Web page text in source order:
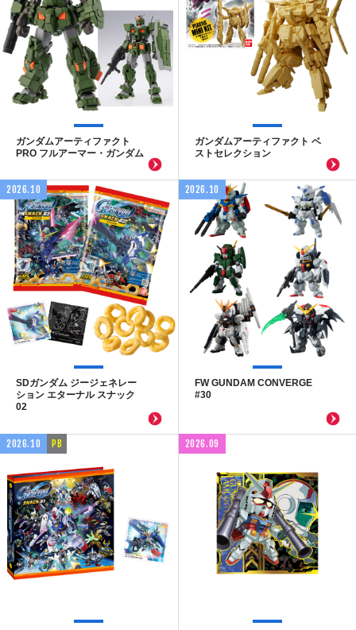
ガンダムアーティファクト
PRO フルアーマー・ガンダム
ガンダムアーティファクト ベ
ストセレクション
2026.10
SDガンダム ジージェネレー
ション エターナル スナック
02
2026.10
FW GUNDAM CONVERGE
#30
2026.10 PB 2026.09